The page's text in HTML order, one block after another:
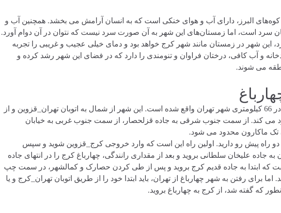
کوه‌های البرز، دارای آب و هوای خنکی است که به انسان آرامش می بخشد. همچنین آب و
سرد است، اما زمستان‌های این شهر به آن صورت سرد نیست که نتوان در آن دوام آورد.
این شهر در زمستان مانند شهر کرج خواهد بود و دمای خیلی عجیب و غریبی را تجربه
و آب کافی، درختان فراوان و تنومندی را دارد که در فضای این شهر رشد کرده و
می شوند.
چهارباغ کرج در 18 کیلومتری شهر کرج و در 66 کیلومتری شهر تهران واقع شده است. این شهر از شمال به اتوبان تهران_قزوین و از
می کند. از سمت جنوب شرقی به جاده قزلحصار، از سمت جنوب غربی به خیابان
تک ماکارون محدود می شود.
دو راه پیش رو دارید. اولین راه این است که وارد خروجی کرج_قزوین شوید و سپس
جاده علیخان سلطانی بروید و بعد از مقداری رانندگی، چهارباغ کرج را در انتهای جاده
که ابتدا به جاده قدیم کرج بروید و پس از طی کردن حصارک و کمالشهر، در سمت چپ
برای رفتن به شهر چهارباغ از تهران، باید ابتدا خود را از طریق اتوبان تهران_کرج و یا
که گفته شد، از کرج به چهارباغ بروید.